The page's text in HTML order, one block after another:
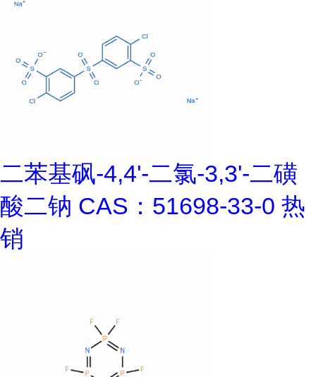
二苯基砜-4,4'-二氯-3,3'-二磺
酸二钠 CAS：51698-33-0 热
销